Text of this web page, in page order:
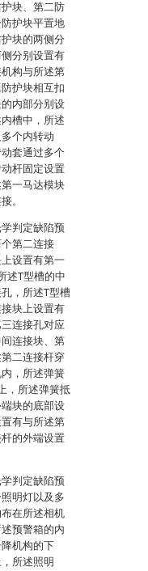
块、第二防
护块平置地
块的两侧分
分别设置有
构与所述第
护块相互扣
内部分别设
槽中，所述
个内转动
套通过多个
杆固定设置
一马达模块
。
判定缺陷预
第二连接
设置有第一
述T型槽的中
，所述T型槽
块上设置有
连接孔对应
连接块、第
二连接杆穿
，所述弹簧
，所述弹簧抵
块的底部设
有与所述第
的外端设置
判定缺陷预
明灯以及多
在所述相机
预警箱的内
机构的下
所述照明